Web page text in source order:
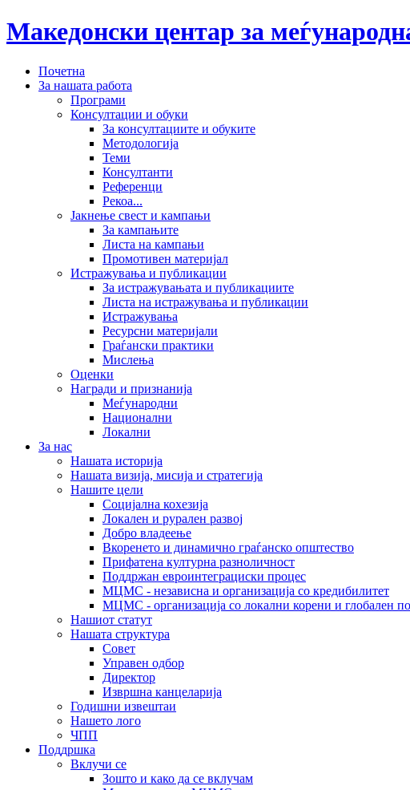
Македонски центар за
Почетна
За нашата работа
Програми
Консултации и обуки
За консултациите и обуките
Методологија
Теми
Консултанти
Референци
Рекоа...
Јакнење свест и кампањи
За кампањите
Листа на кампањи
Промотивен материјал
Истражувања и публикации
За истражувањата и публикациите
Листа на истражувања и публикации
Истражувања
Ресурсни материјали
Граѓански практики
Мислења
Оценки
Награди и признанија
Меѓународни
Национални
Локални
За нас
Нашата историја
Нашата визија, мисија и стратегија
Нашите цели
Социјална кохезија
Локален и рурален развој
Добро владеење
Вкоренето и динамично граѓанско општество
Прифатена културна разноличност
Поддржан евроинтеграциски процес
МЦМС - независна и организација со кредибилитет
МЦМС - организација со локални корени и глобален
Нашиот статут
Нашата структура
Совет
Управен одбор
Директор
Извршна канцеларија
Годишни извештаи
Нашето лого
ЧПП
Поддршка
Вклучи се
Зошто и како да се вклучам